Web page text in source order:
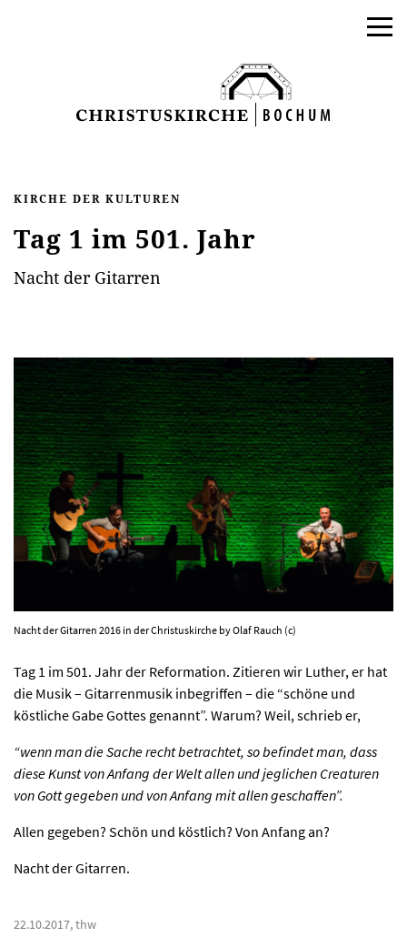
AKTUELLES
PROGRAMM
KIRCHE DER KULTUREN
FOTOS
Facebook Newsletter
Ticktes kaufen
Kontakt
KIRCHE DER KULTUREN
Tag 1 im 501. Jahr
Nacht der Gitarren
Nacht der Gitarren 2016 in der Christuskirche by Olaf Rauch (c)
Tag 1 im 501. Jahr der Reformation. Zitieren wir Luther, er hat
die Musik – Gitarrenmusik inbegriffen – die “schöne und
köstliche Gabe Gottes genannt”. Warum? Weil, schrieb er,
“wenn man die Sache recht betrachtet, so befindet man, dass
diese Kunst von Anfang der Welt allen und jeglichen Creaturen
von Gott gegeben und von Anfang mit allen geschaffen”.
Allen gegeben? Schön und köstlich? Von Anfang an?
Nacht der Gitarren.
22.10.2017, thw